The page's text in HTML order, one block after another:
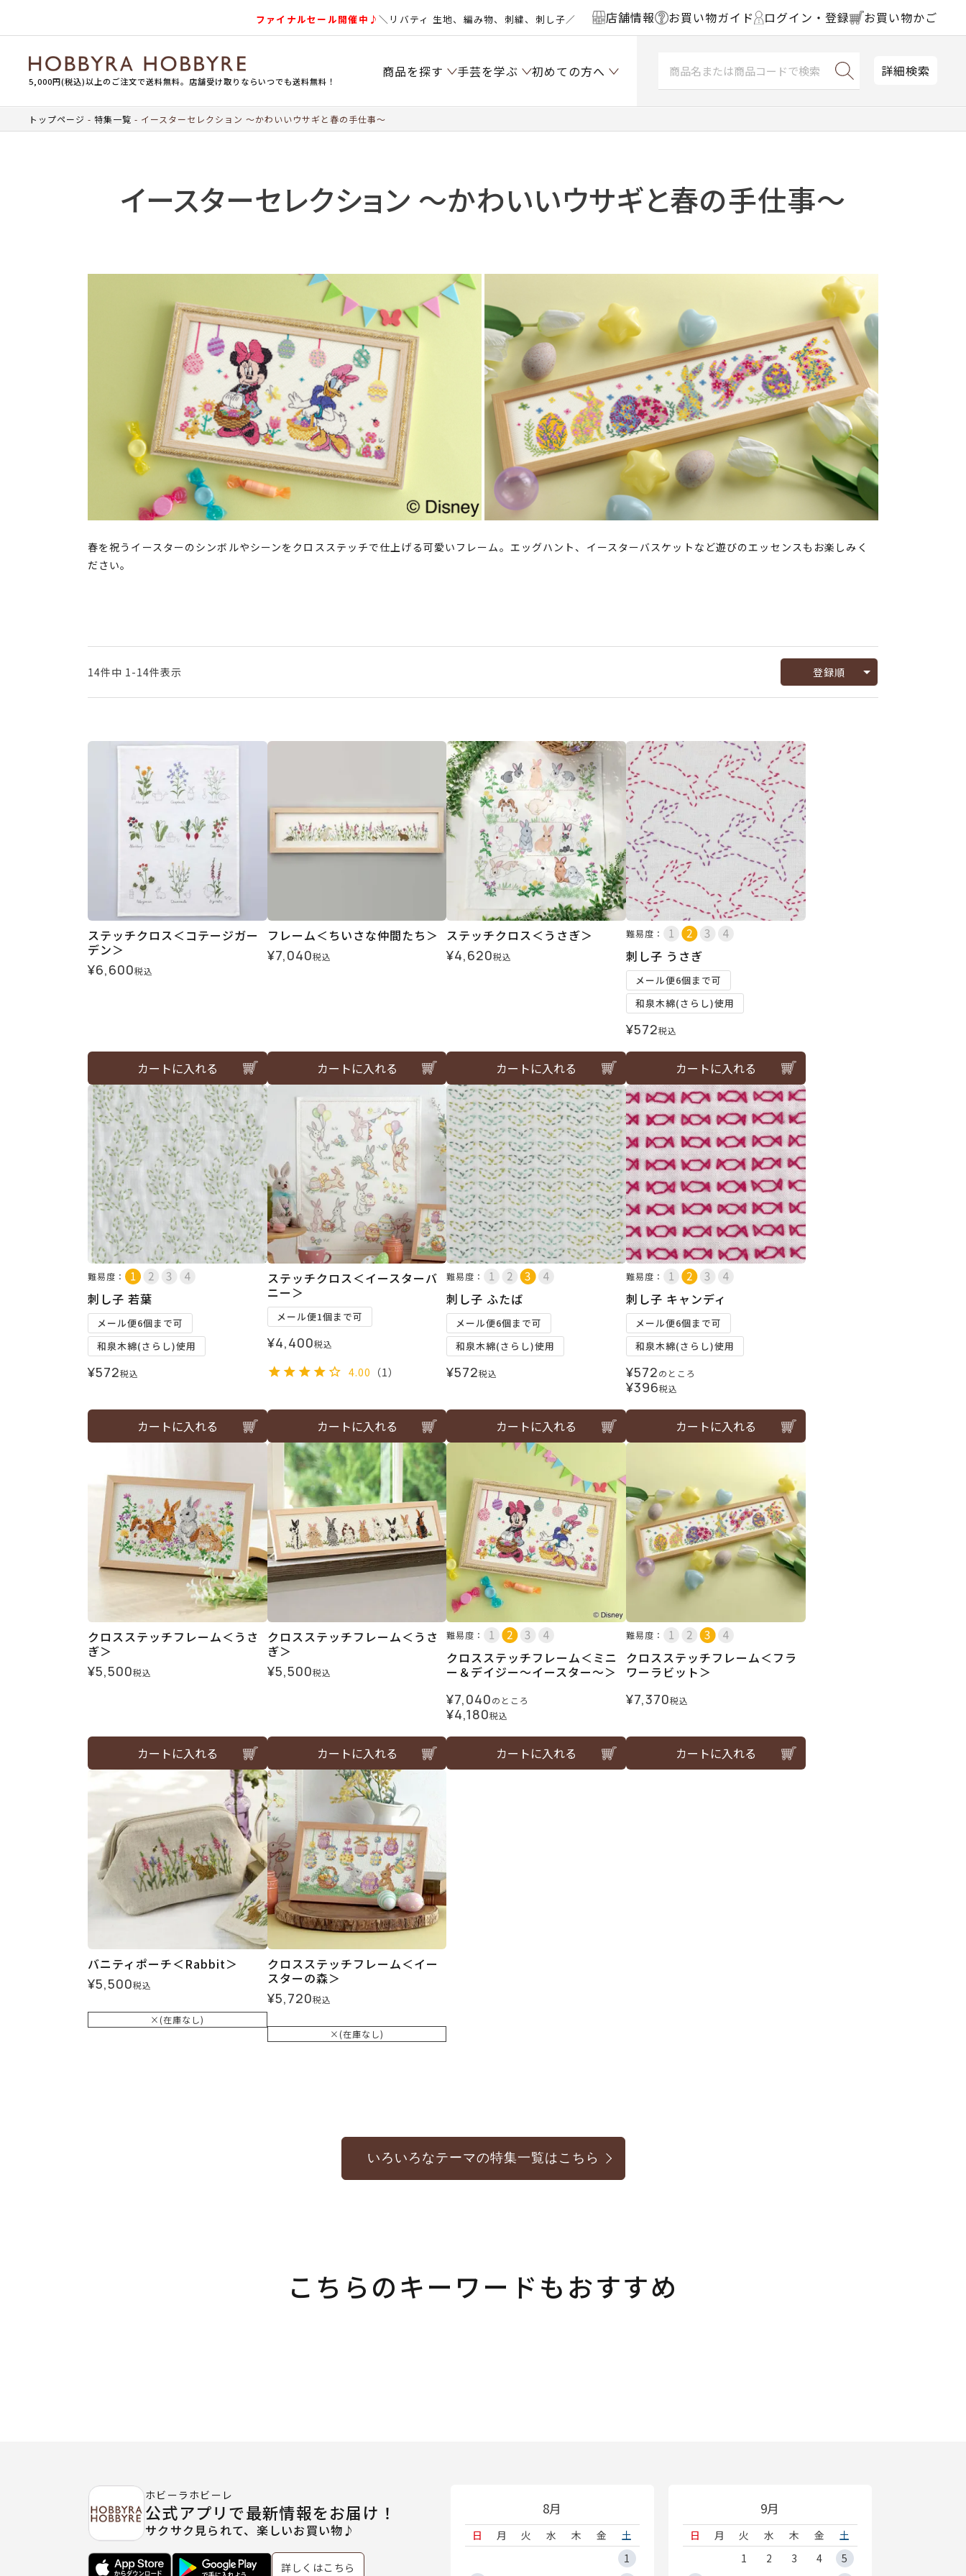
ファイナルセール開催中♪＼リバティ 生地、編み物、刺繍、刺し子／ 店舗情報 お買い物ガイド ログイン・登録 お買い物かご
5,000円(税込)以上のご注文で送料無料。店舗受け取りならいつでも送料無料！
商品を探す 手芸を学ぶ 初めての方へ 詳細検索
トップページ 特集一覧 イースターセレクション ～かわいいウサギと春の手仕事～
イースターセレクション ～かわいいウサギと春の手仕事～
春を祝うイースターのシンボルやシーンをクロスステッチで仕上げる可愛いフレーム。エッグハント、イースターバスケットなど遊びのエッセンスもお楽しみく
ださい。
登録順
14件中 1 -14件表示
ステッチクロス＜コテージガー
デン＞
¥6,600税込
カートに入れる
フレーム＜ちいさな仲間たち＞
¥7,040税込
カートに入れる
ステッチクロス＜うさぎ＞
¥4,620税込
カートに入れる
難易度：
刺し子 うさぎ
メール便6個まで可
和泉木綿(さらし)使用
¥572税込
カートに入れる
難易度：
刺し子 若葉
メール便6個まで可
和泉木綿(さらし)使用
¥572税込
カートに入れる
ステッチクロス＜イースターバ
ニー＞
メール便1個まで可
¥4,400税込
4.00 （1）
カートに入れる
難易度：
刺し子 ふたば
メール便6個まで可
和泉木綿(さらし)使用
¥572税込
カートに入れる
難易度：
刺し子 キャンディ
メール便6個まで可
和泉木綿(さらし)使用
¥572のところ
¥396税込
カートに入れる
クロスステッチフレーム＜うさ
ぎ＞
¥5,500税込
カートに入れる
クロスステッチフレーム＜うさ
ぎ＞
¥5,500税込
カートに入れる
難易度：
クロスステッチフレーム＜ミニ
ー＆デイジー～イースター～＞
¥7,040のところ
¥4,180税込
カートに入れる
難易度：
クロスステッチフレーム＜フラ
ワーラビット＞
¥7,370税込
カートに入れる
バニティポーチ＜Rabbit＞
¥5,500税込
×(在庫なし)
クロスステッチフレーム＜イー
スターの森＞
¥5,720税込
×(在庫なし)
いろいろなテーマの特集一覧はこちら
こちらのキーワードもおすすめ
8月
日 月 火 水 木 金
土
1
9月
日 月 火 水 木 金
土
1
2 3 4
5
ホビーラホビーレ
公式アプリで最新情報をお届け！
サクサク見られて、楽しいお買い物♪
詳しくはこちら